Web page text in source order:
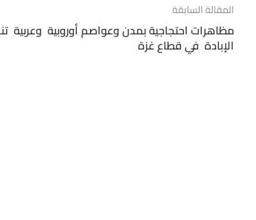
المقالة السابقة
مظاهرات احتجاجية بمدن وعواصم أوروبية وعربية
الإبادة في قطاع غزة